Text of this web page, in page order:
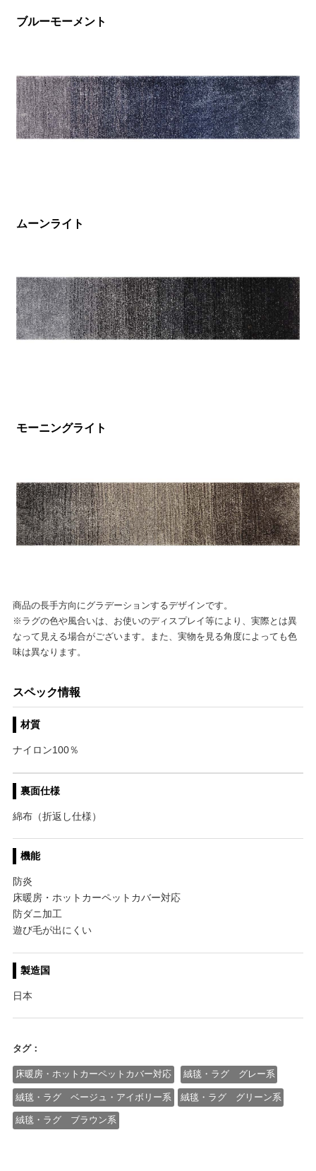
ブルーモーメント
ムーンライト
モーニングライト
商品の長手方向にグラデーションするデザインです。
※ラグの色や風合いは、お使いのディスプレイ等により、実際とは異
なって見える場合がございます。また、実物を見る角度によっても色
味は異なります。
スペック情報
材質
ナイロン100％
裏面仕様
綿布（折返し仕様）
機能
防炎
床暖房・ホットカーペットカバー対応
防ダニ加工
遊び毛が出にくい
製造国
日本
タグ：
床暖房・ホットカーペットカバー対応 絨毯・ラグ グレー系
絨毯・ラグ ベージュ・アイボリー系 絨毯・ラグ グリーン系
絨毯・ラグ ブラウン系